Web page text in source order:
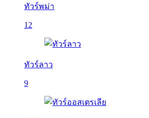
ทัวร์พม่า
12
ทัวร์ลาว
9